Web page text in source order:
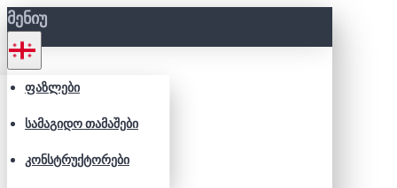
ᲛᲔᲜᲘᲣ
ᲤᲐᲖᲚᲔᲑᲘ
ᲡᲐᲛᲐᲒᲘᲓᲝ ᲗᲐᲛᲐᲨᲔᲑᲘ
ᲙᲝᲜᲡᲢᲠᲣᲥᲢᲝᲠᲔᲑᲘ